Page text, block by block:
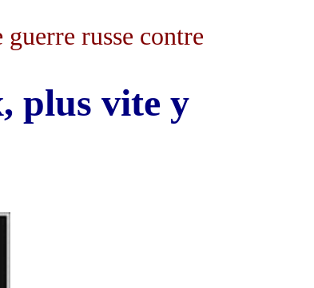
russe contre
plus vite y